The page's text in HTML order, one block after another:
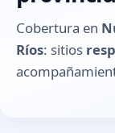
Cobertura en
Ríos: sitios